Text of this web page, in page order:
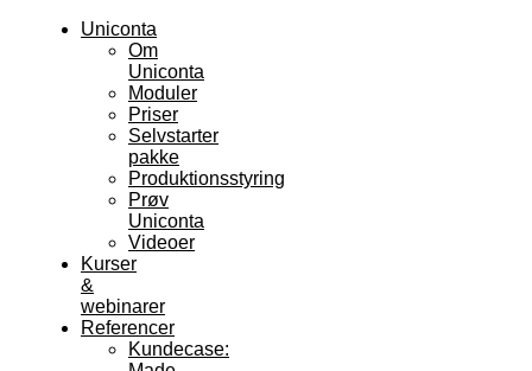
Uniconta
Om
Uniconta
Moduler
Priser
Selvstarter
pakke
Produktionsstyring
Prøv
Uniconta
Videoer
Kurser
&
webinarer
Referencer
Kundecase: